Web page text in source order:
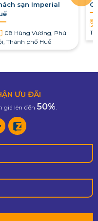
sạn Imperial
08 Hùng Vương, Phú
Thành phố Huế
ƯU ĐÃI
giá lên đến 50%.